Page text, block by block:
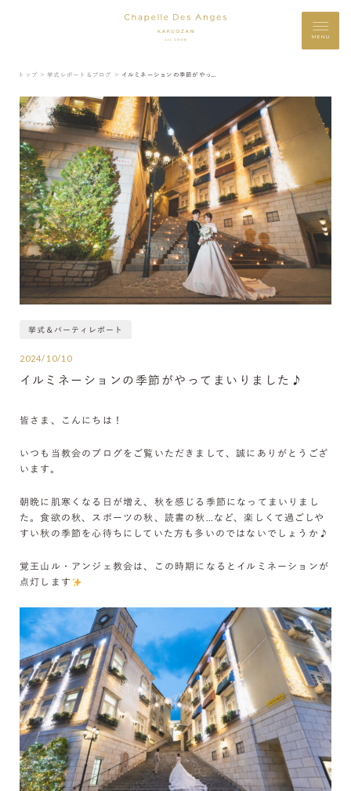
MENU
トップ ＞ 挙式レポート＆ブログ ＞
挙式＆パーティレポート
2024/10/10
イルミネーションの季節がやってまいりました♪
皆さま、こんにちは！
いつも当教会のブログをご覧いただきまして、誠にありがとうござ
います。
朝晩に肌寒くなる日が増え、秋を感じる季節になってまいりまし
た。食欲の秋、スポーツの秋、読書の秋…など、楽しくて過ごしや
すい秋の季節を心待ちにしていた方も多いのではないでしょうか♪
覚王山ル・アンジェ教会は、この時期になるとイルミネーションが
点灯します